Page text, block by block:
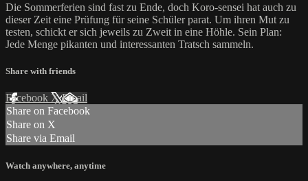
Die Sommerferien sind fast zu Ende, doch Koro-sensei hat auch zu
dieser Zeit eine Prüfung für seine Schüler parat. Um ihren Mut zu
testen, schickt er sich jeweils zu Zweit in eine Höhle. Sein Plan:
Jede Menge pikanten und interessanten Tratsch sammeln.
Share with friends
Facebook XEmail
Share on Facebook
Share on X
Share via Email
Watch anywhere, anytime